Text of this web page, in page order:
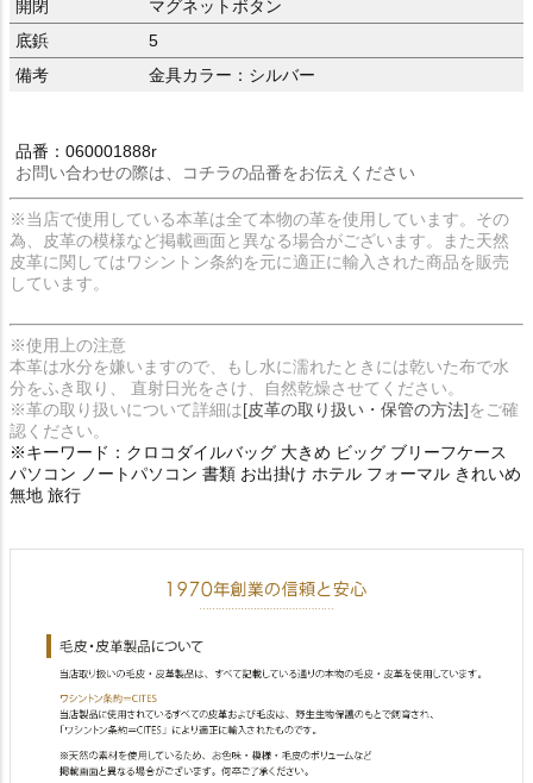
開閉
マグネットボタン
底鋲
5
備考
金具カラー：シルバー
品番：060001888r
お問い合わせの際は、コチラの品番をお伝えください
※当店で使用している本革は全て本物の革を使用しています。その
為、皮革の模様など掲載画面と異なる場合がございます。また天然
皮革に関してはワシントン条約を元に適正に輸入された商品を販売
しています。
※使用上の注意
本革は水分を嫌いますので、もし水に濡れたときには乾いた布で水
分をふき取り、 直射日光をさけ、自然乾燥させてください。
※革の取り扱いについて詳細は[皮革の取り扱い・保管の方法]をご確
認ください。
※キーワード：クロコダイルバッグ 大きめ ビッグ ブリーフケース
パソコン ノートパソコン 書類 お出掛け ホテル フォーマル きれいめ
無地 旅行